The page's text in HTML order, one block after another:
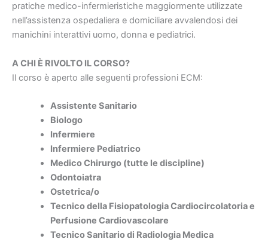
pratiche medico-infermieristiche maggiormente utilizzate
nell’assistenza ospedaliera e domiciliare avvalendosi dei
manichini interattivi uomo, donna e pediatrici.
A CHI È RIVOLTO IL CORSO?
Il corso è aperto alle seguenti professioni ECM:
Assistente Sanitario
Biologo
Infermiere
Infermiere Pediatrico
Medico Chirurgo (tutte le discipline)
Odontoiatra
Ostetrica/o
Tecnico della Fisiopatologia Cardiocircolatoria e
Perfusione Cardiovascolare
Tecnico Sanitario di Radiologia Medica